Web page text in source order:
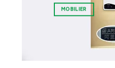
MOBILIER